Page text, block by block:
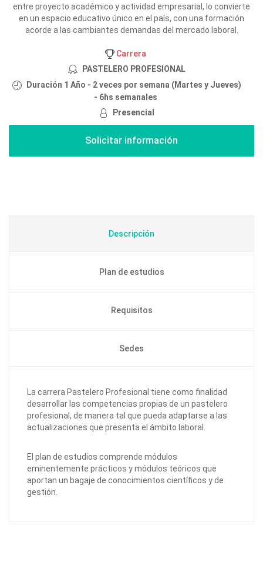
entre proyecto académico y actividad empresarial, lo convierte
en un espacio educativo único en el país, con una formación
acorde a las cambiantes demandas del mercado laboral.
Carrera
PASTELERO PROFESIONAL
Duración 1 Año - 2 veces por semana (Martes y Jueves)
- 6hs semanales
Presencial
Descripción
Plan de estudios
Requisitos
Sedes
La carrera Pastelero Profesional tiene como finalidad
desarrollar las competencias propias de un pastelero
profesional, de manera tal que pueda adaptarse a las
actualizaciones que presenta el ámbito laboral.
El plan de estudios comprende módulos
eminentemente prácticos y módulos teóricos que
aportan un bagaje de conocimientos científicos y de
gestión.